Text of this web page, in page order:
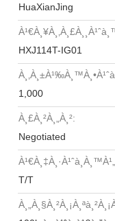
HuaXianJing
HXJ114T-IG01
1,000
À¸£à¸²à¸„à¸²:
Negotiated
T/T